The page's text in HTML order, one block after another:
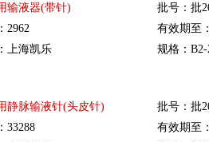
输液器(带针)
2962
上海凯乐
批号：批
有效期至
规格：
静脉输液针(头皮针)
33288
批号：批
有效期至